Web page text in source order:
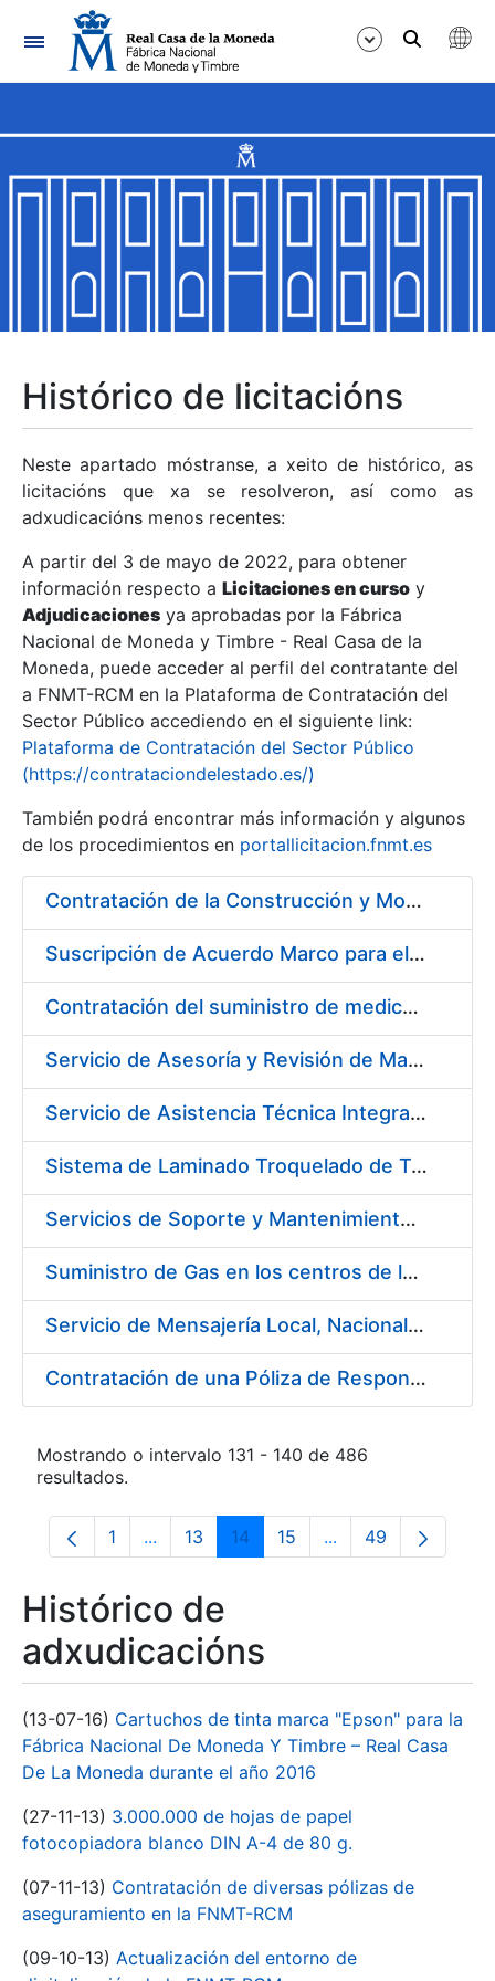
Navegación
Mostrar/Ocultar
Mostrar/Ocultar
Mostrar/Ocultar
Mostrar/Ocultar
Mostrar/Ocultar
Mostrar/Ocultar
Mostrar/Ocultar
Histórico de licitacións
Neste apartado móstranse, a xeito de histórico, as
licitacións que xa se resolveron, así como as
adxudicacións menos recentes:
A partir del 3 de mayo de 2022, para obtener
información respecto a Licitaciones en curso y
Adjudicaciones ya aprobadas por la Fábrica
Nacional de Moneda y Timbre - Real Casa de la
Moneda, puede acceder al perfil del contratante del
a FNMT-RCM en la Plataforma de Contratación del
Sector Público accediendo en el siguiente link:
Plataforma de Contratación del Sector Público
(https://contrataciondelestado.es/)
También podrá encontrar más información y algunos
de los procedimientos en portallicitacion.fnmt.es
Contratación de la Construcción y Montaje de un Espacio Demo Interactivo (EDI) en una sala del Museo de la Fábrica Nacional de Moneda y Timbre-Real Casa de la Moneda en Madrid
Suscripción de Acuerdo Marco para el Servicio de Visitas a Oficinas de Registro FNMT-RCM
Contratación del suministro de medicamentos, vacunas y demás especialidades farmacéuticas de la FNMT-RCM
Servicio de Asesoría y Revisión de Maquinaria en FNMT-RCM
Servicio de Asistencia Técnica Integral de Impresora HP Indigo Serie III HP 7900
Sistema de Laminado Troquelado de Tarjetas ISO 7810
Servicios de Soporte y Mantenimiento de Licencias de Software de la FNMT-RCM (3 Lotes)
Suministro de Gas en los centros de la FNMT-RCM de Madrid y Burgos durante el año 2019
Servicio de Mensajería Local, Nacional e Internacional para la FNMT-RCM
Contratación de una Póliza de Responsabilidad Civil General para el año 2019
Mostrando o intervalo 131 - 140 de 486
resultados.
Páxina
1 ...Páxinas intermedias Use pestaña para
Páxina
13 Páxina
14 Páxina
15 ...PáxinasPáxina
49
Histórico de
adxudicacións
(13-07-16) Cartuchos de tinta marca "Epson" para la
Fábrica Nacional De Moneda Y Timbre – Real Casa
De La Moneda durante el año 2016
(27-11-13) 3.000.000 de hojas de papel
fotocopiadora blanco DIN A-4 de 80 g.
(07-11-13) Contratación de diversas pólizas de
aseguramiento en la FNMT-RCM
(09-10-13) Actualización del entorno de